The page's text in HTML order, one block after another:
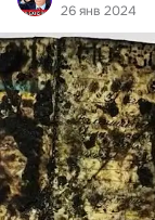
26 янв 2024